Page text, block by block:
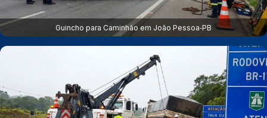
Guincho para Caminhão em João Pessoa‑PB